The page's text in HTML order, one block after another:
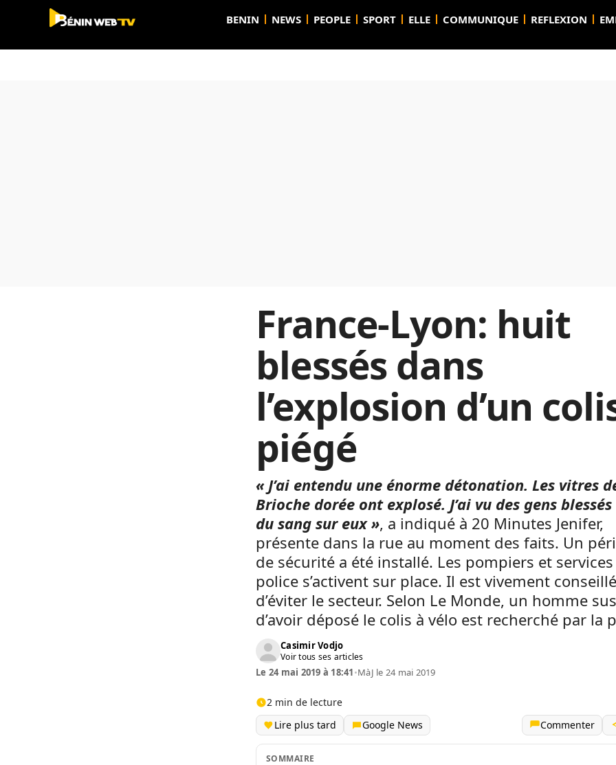
BENIN NEWS PEOPLE SPORT ELLE COMMUNIQUE REFLEXION
France-Lyon: huit
blessés dans
l’explosion d’un
piégé
« J’ai entendu une énorme détonation. Les vitres
Brioche dorée ont explosé. J’ai vu des gens
du sang sur eux », a indiqué à 20 Minutes Jenifer,
présente dans la rue au moment des faits. Un
de sécurité a été installé. Les pompiers et
police s’activent sur place. Il est vivement conseillé
d’éviter le secteur. Selon Le Monde, un homme
d’avoir déposé le colis à vélo est recherché par la
Casimir Vodjo
Voir tous ses articles
Le 24 mai 2019 à 18:41•MàJ le 24 mai 2019
2 min de lecture
Lire plus tard
Google News Commenter
SOMMAIRE